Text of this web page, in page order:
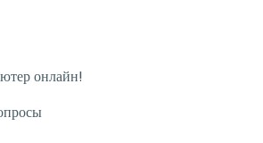
онлайн!